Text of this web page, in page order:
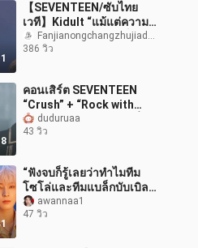
【SEVENTEEN/ซับไทย
เวที】Kidult “แม้แต่ความ
เศร้าลึกๆ ของเราเองก็ยังรัก
มันอย่างสุดหัวใจ” ไม่ว่าจะ
Fanjianongchangzhujiadeererzi
386 วิว
คอนเสิร์ต SEVENTEEN
“Crush” + “Rock with
you” เจ้าชายทรงลง! หลั่ง
ไหลพลังสุดขีด!
duduruaa
43 วิว
“ฟังจบก็รู้เลยว่าทำไมทีม
โซโล่และทีมแบล็กบับเบิล
ถึงต้องร้องท่อนเดียวกัน”
เพลงมีมิติหลากหลาย ทั้งทีม
awannaa1
47 วิว